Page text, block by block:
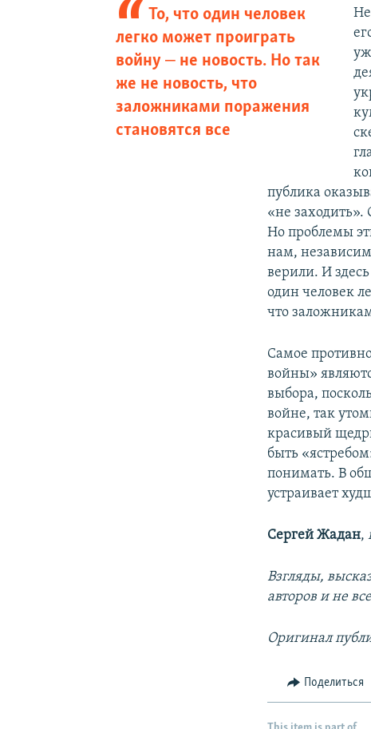
То, что один человек
легко может проиграть
войну ‒ не новость. Но так
же не новость, что
заложниками поражения
становятся все
публика
«не
Но проблемы
нам,
верили. И здесь
один человек
что
Самое
войны»
выбора,
войне, так
красивый
быть
понимать. В
устраивает
Сергей Жадан,
Взгляды,
авторов и не
Оригинал
Поделиться